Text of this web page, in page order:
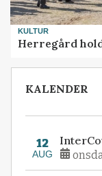
KULTUR
Herregård
KALENDER
12
AUG